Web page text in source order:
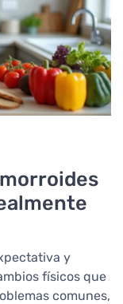
y
físicos que
comunes,